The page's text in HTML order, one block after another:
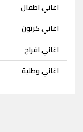
اغاني اطفال
اغاني كرتون
اغاني افراح
اغاني وطنية